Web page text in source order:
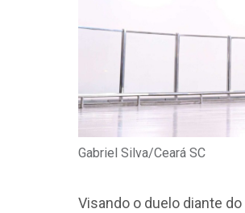
Gabriel Silva/Ceará SC
Visando o duelo diante